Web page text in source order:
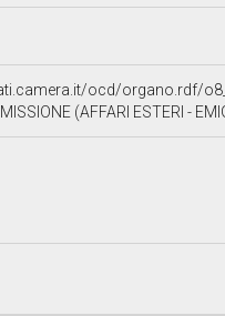
ocd/organo.rdf/
(AFFARI ESTERI -